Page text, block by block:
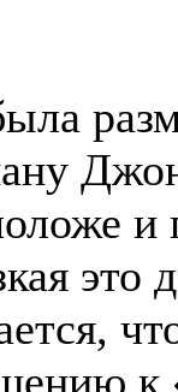
и
к